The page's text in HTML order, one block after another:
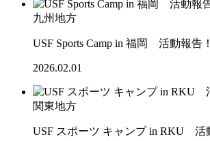
九州地方
USF Sports Camp in 福岡 活動報告！
2026.02.01
関東地方
USF スポーツ キャンプ in RKU 活